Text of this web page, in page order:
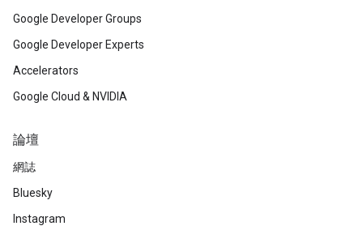
Google Developer Groups
Google Developer Experts
Accelerators
Google Cloud & NVIDIA
論壇
網誌
Bluesky
Instagram